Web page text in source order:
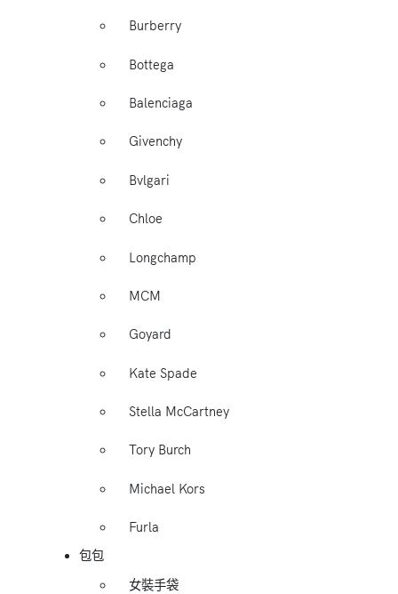
Burberry
Bottega
Balenciaga
Givenchy
Bvlgari
Chloe
Longchamp
MCM
Goyard
Kate Spade
Stella McCartney
Tory Burch
Michael Kors
Furla
包包
女裝手袋